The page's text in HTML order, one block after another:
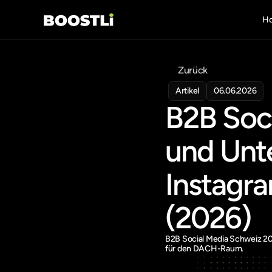
Zurück
Artikel 06.06.2026
B2B
und
(2026)
B2B Social Media Schweiz
für den DACH-Raum.